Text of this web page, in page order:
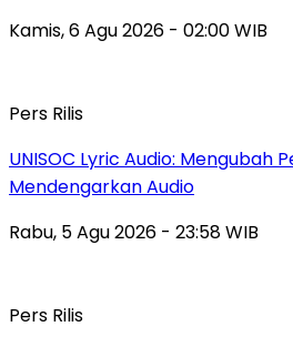
Kamis, 6 Agu 2026 - 02:00 WIB
Pers Rilis
UNISOC Lyric Audio: Mengubah
Mendengarkan Audio
Rabu, 5 Agu 2026 - 23:58 WIB
Pers Rilis